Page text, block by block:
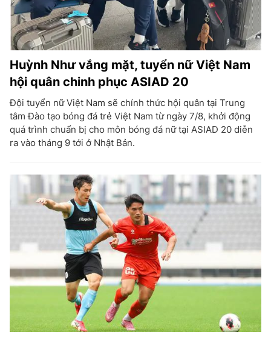
Huỳnh Như vắng mặt, tuyển nữ Việt Nam
hội quân chinh phục ASIAD 20
Đội tuyển nữ Việt Nam sẽ chính thức hội quân tại Trung
tâm Đào tạo bóng đá trẻ Việt Nam từ ngày 7/8, khởi động
quá trình chuẩn bị cho môn bóng đá nữ tại ASIAD 20 diễn
ra vào tháng 9 tới ở Nhật Bản.